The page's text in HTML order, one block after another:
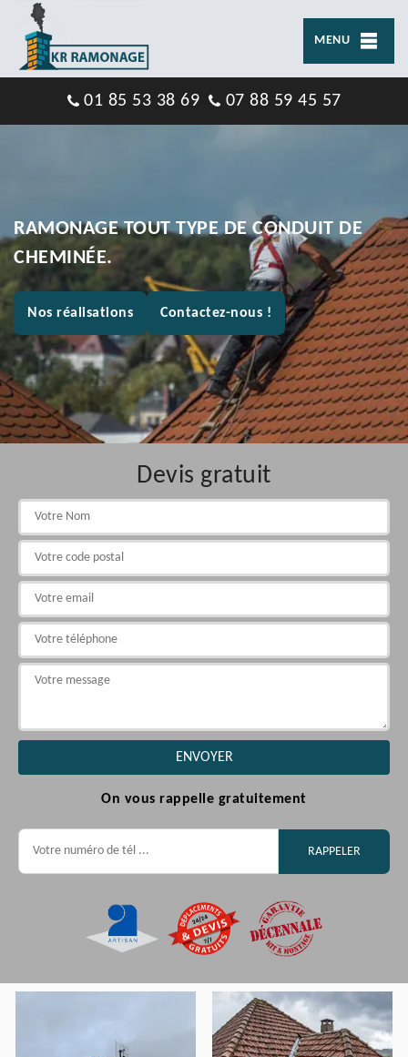
MENU
01 85 53 38 69 07 88 59 45 57
RAMONAGE TOUT TYPE DE CONDUIT DE
CHEMINÉE.
Nos réalisations Contactez-nous !
Devis gratuit
On vous rappelle gratuitement